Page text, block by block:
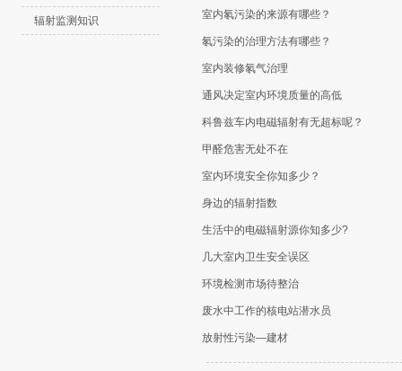
辐射监测知识 室内氡污染的来源有哪些？
氡污染的治理方法有哪些？
室内装修氡气治理
通风决定室内环境质量的高低
科鲁兹车内电磁辐射有无超标呢？
甲醛危害无处不在
室内环境安全你知多少？
身边的辐射指数
生活中的电磁辐射源你知多少?
几大室内卫生安全误区
环境检测市场待整治
废水中工作的核电站潜水员
放射性污染—建材